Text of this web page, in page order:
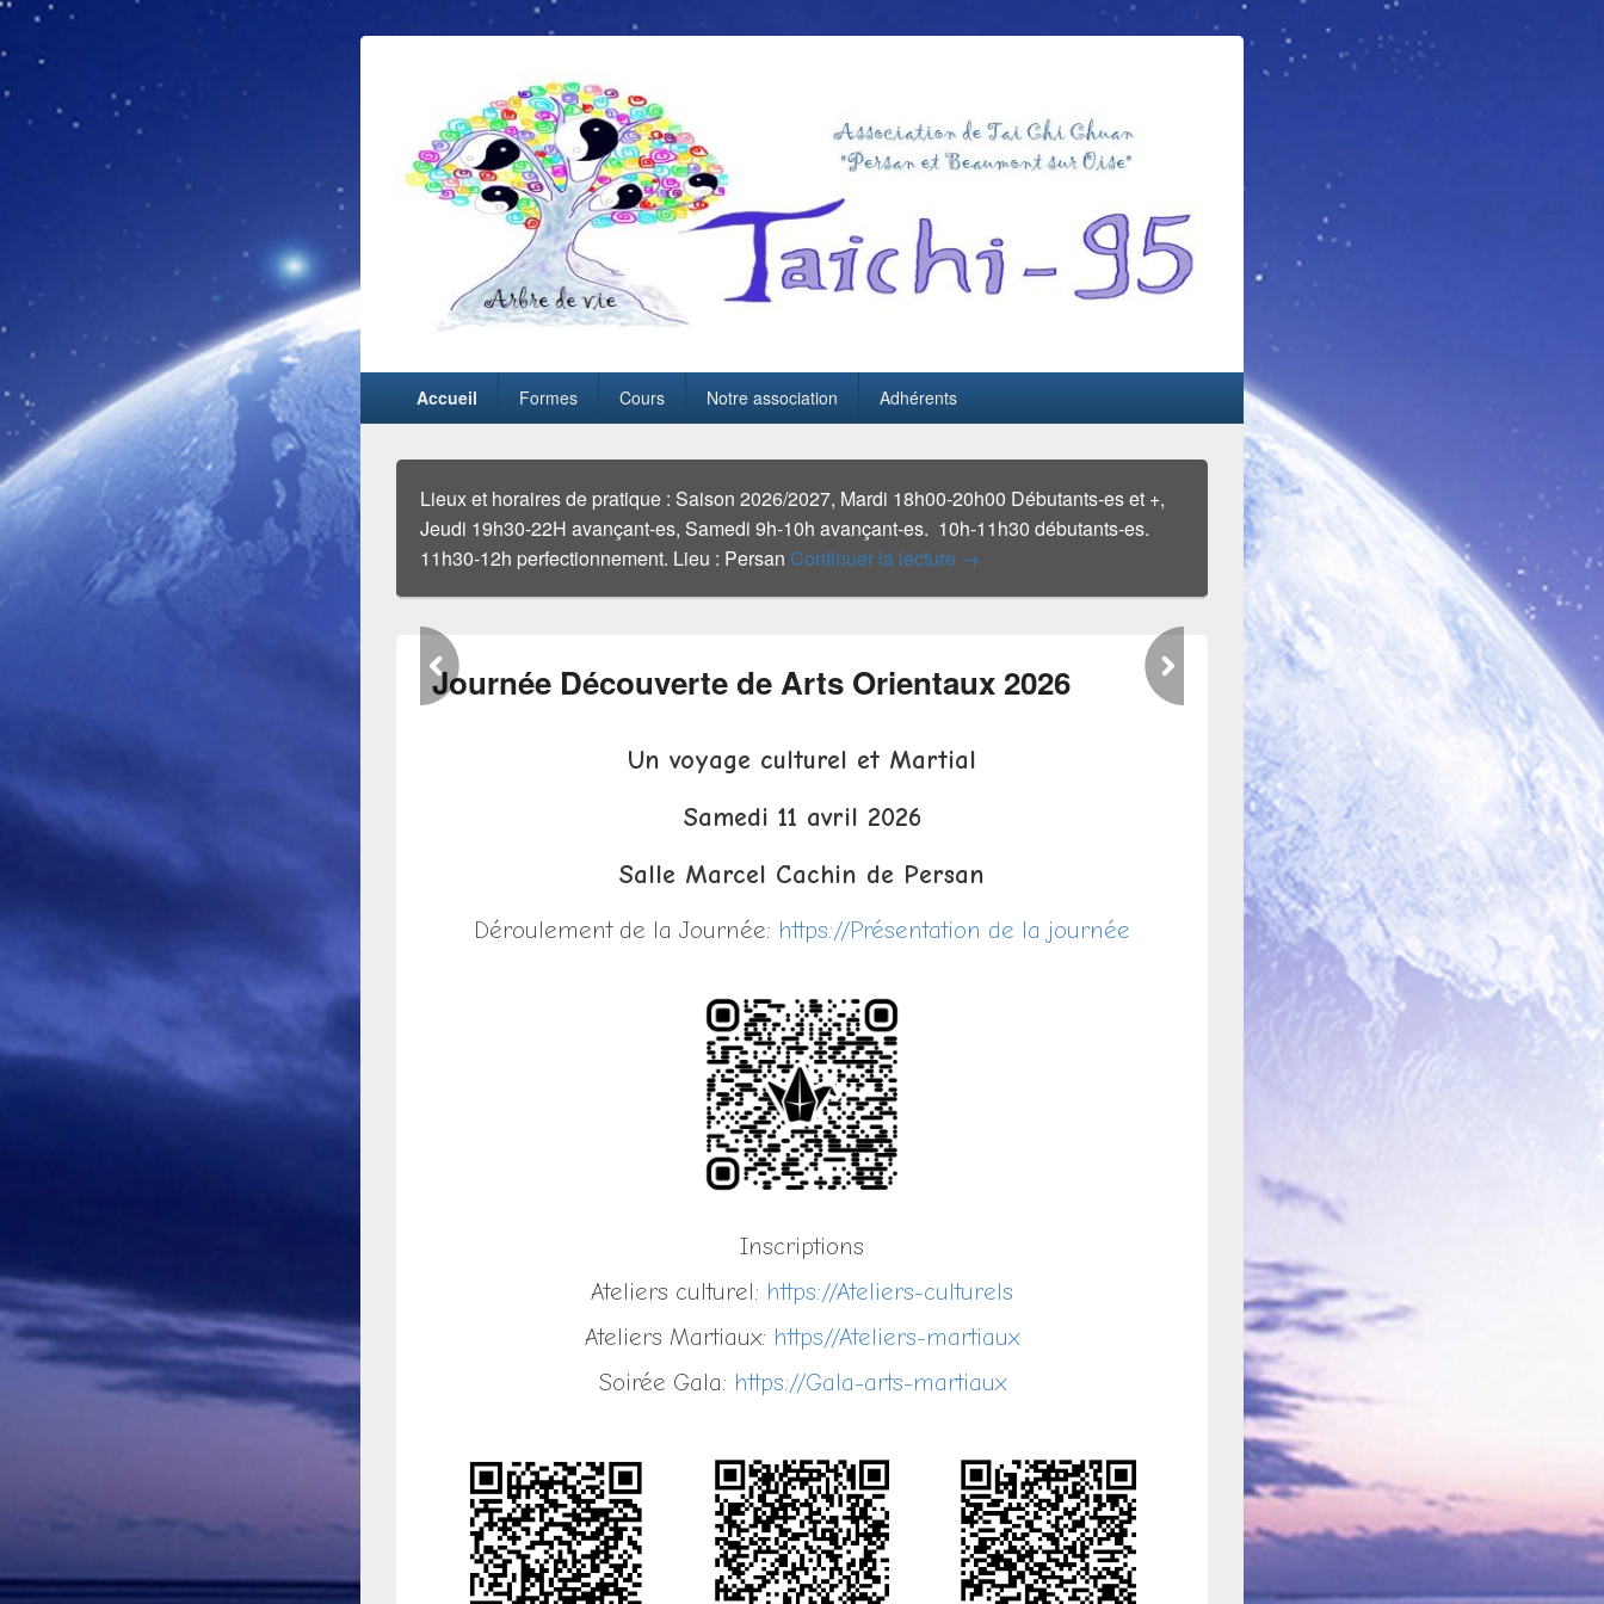
Accueil Formes Cours Notre association Adhérents
Lieux et horaires de pratique : Saison 2026/2027, Mardi 18h00-20h00 Débutants-es et +,
Jeudi 19h30-22H avançant-es, Samedi 9h-10h avançant-es. 10h-11h30 débutants-es.
11h30-12h perfectionnement. Lieu : Persan Continuer la lecture →
Journée Découverte de Arts Orientaux 2026
Un voyage culturel et Martial
Samedi 11 avril 2026
Salle Marcel Cachin de Persan
Déroulement de la Journée: https://Présentation de la journée
Inscriptions
Ateliers culturel: https://Ateliers-culturels
Ateliers Martiaux: https//Ateliers-martiaux
Soirée Gala: https://Gala-arts-martiaux